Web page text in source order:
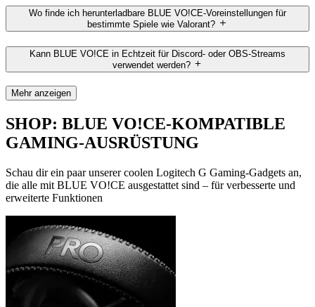
Wo finde ich herunterladbare BLUE VO!CE-Voreinstellungen für
bestimmte Spiele wie Valorant?
Kann BLUE VO!CE in Echtzeit für Discord- oder OBS-Streams
verwendet werden?
Mehr anzeigen
SHOP: BLUE VO!CE-KOMPATIBLE
GAMING-AUSRÜSTUNG
Schau dir ein paar unserer coolen Logitech G Gaming-Gadgets an,
die alle mit BLUE VO!CE ausgestattet sind – für verbesserte und
erweiterte Funktionen